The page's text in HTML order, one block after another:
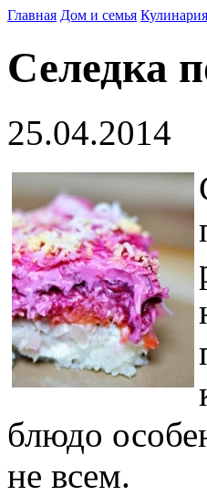
Главная Дом и семья Кулинария
Селедка
25.04.2014
блюдо
не всем.